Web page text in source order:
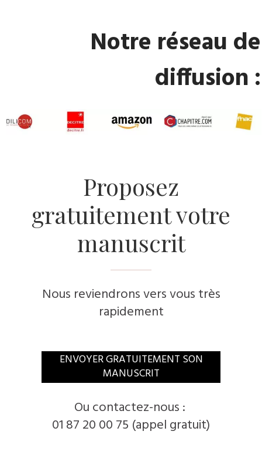
Notre réseau de
diffusion :
Proposez
gratuitement votre
manuscrit
Nous reviendrons vers vous très
rapidement
ENVOYER GRATUITEMENT SON
MANUSCRIT
Ou contactez-nous :
01 87 20 00 75 (appel gratuit)